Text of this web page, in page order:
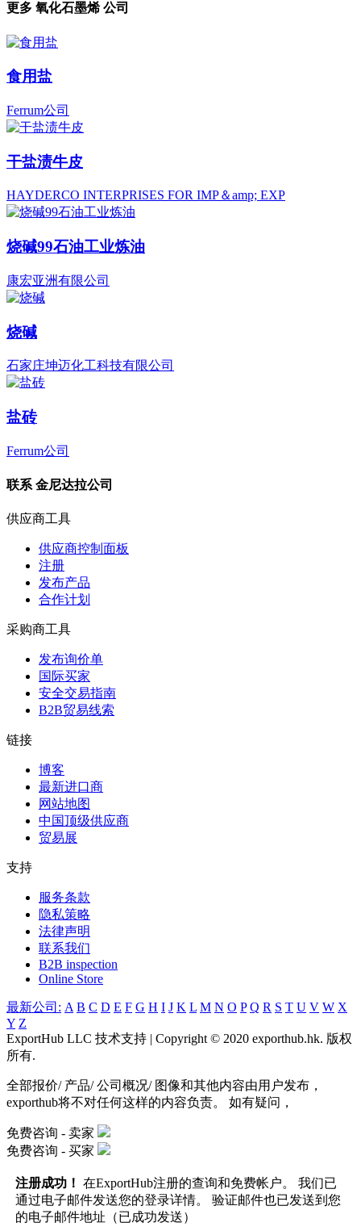
更多 氧化石墨烯公司
食用盐
Ferrum公司
干盐渍牛皮
HAYDERCO INTERPRISES FOR IMP＆amp; EXP
烧碱99石油工业炼油
康宏亚洲有限公司
烧碱
石家庄坤迈化工科技有限公司
盐砖
Ferrum公司
联系 金尼达拉公司
供应商工具
供应商控制面板
注册
发布产品
合作计划
采购商工具
发布询价单
国际买家
安全交易指南
B2B贸易线索
链接
博客
最新进口商
网站地图
中国顶级供应商
贸易展
支持
服务条款
隐私策略
法律声明
联系我们
B2B inspection
Online Store
最新公司: A B C D E F G H I J K L M N O P Q R S T U V W X
Y Z
ExportHub LLC 技术支持 | Copyright © 2020 exporthub.hk. 版权
所有.
全部报价/ 产品/ 公司概况/ 图像和其他内容由用户发布，
exporthub将不对任何这样的内容负责。 如有疑问，
免费咨询 - 卖家
免费咨询 - 买家
注册成功！ 在ExportHub注册的查询和免费帐户。 我们已
通过电子邮件发送您的登录详情。 验证邮件也已发送到您
的电子邮件地址（已成功发送）